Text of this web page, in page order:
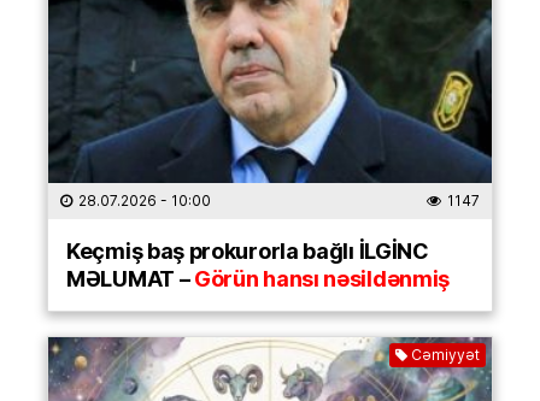
28.07.2026 - 10:00 1147
Keçmiş baş prokurorla bağlı İLGİNC
MƏLUMAT –Görün hansı nəsildənmiş
Cəmiyyət